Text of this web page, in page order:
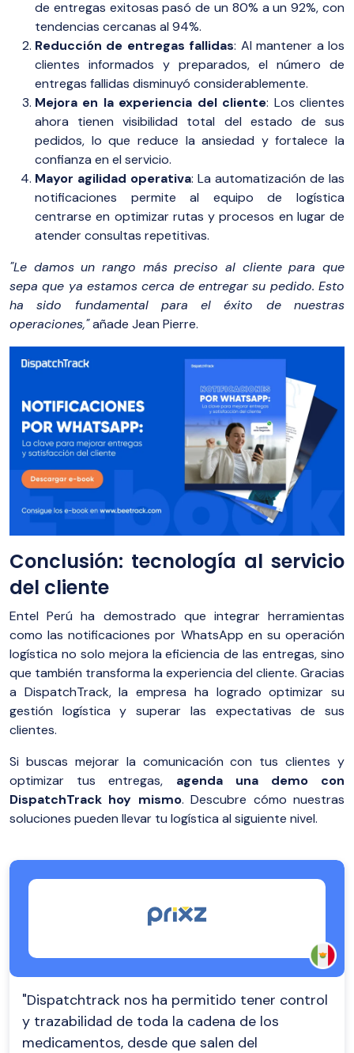
de entregas exitosas pasó de un 80% a un 92%, con
tendencias cercanas al 94%.
Reducción de entregas fallidas: Al mantener a los
clientes informados y preparados, el número de
entregas fallidas disminuyó considerablemente.
Mejora en la experiencia del cliente: Los clientes
ahora tienen visibilidad total del estado de sus
pedidos, lo que reduce la ansiedad y fortalece la
confianza en el servicio.
Mayor agilidad operativa: La automatización de las
notificaciones permite al equipo de logística
centrarse en optimizar rutas y procesos en lugar de
atender consultas repetitivas.
"Le damos un rango más preciso al cliente para que
sepa que ya estamos cerca de entregar su pedido. Esto
ha sido fundamental para el éxito de nuestras
operaciones,"añade Jean Pierre.
Conclusión: tecnología al servicio
del cliente
Entel Perú ha demostrado que integrar herramientas
como las notificaciones por WhatsApp en su operación
logística no solo mejora la eficiencia de las entregas, sino
que también transforma la experiencia del cliente. Gracias
a DispatchTrack, la empresa ha logrado optimizar su
gestión logística y superar las expectativas de sus
clientes.
Si buscas mejorar la comunicación con tus clientes y
optimizar tus entregas, agenda una demo con
DispatchTrack hoy mismo. Descubre cómo nuestras
soluciones pueden llevar tu logística al siguiente nivel.
"Dispatchtrack nos ha permitido tener control
y trazabilidad de toda la cadena de los
medicamentos, desde que salen del